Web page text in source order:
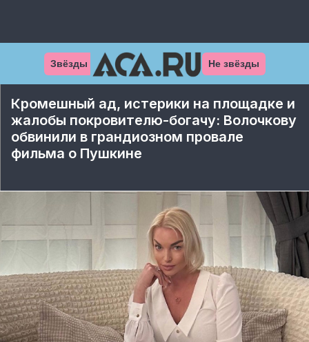
Звёзды Не звёзды
Кромешный ад, истерики на площадке и
жалобы покровителю-богачу: Волочкову
обвинили в грандиозном провале
фильма о Пушкине